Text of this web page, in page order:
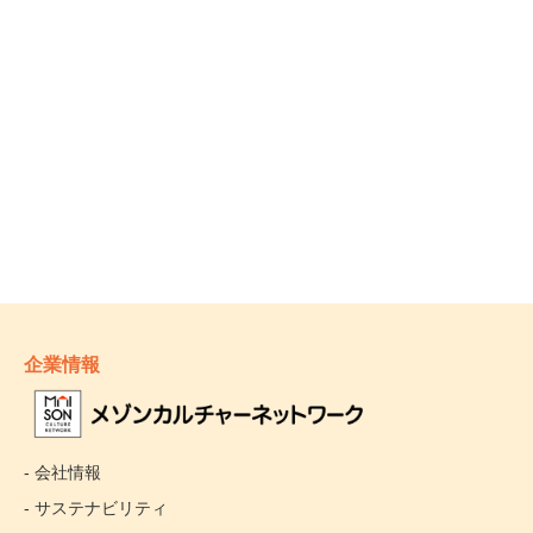
企業情報
- 会社情報
- サステナビリティ